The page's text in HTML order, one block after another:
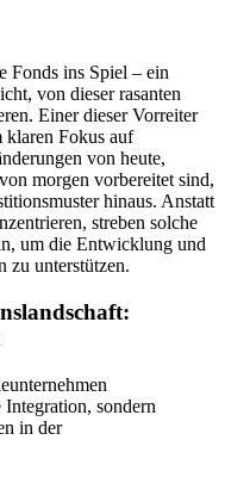
Fonds ins Spiel – ein
von dieser rasanten
Einer dieser Vorreiter
Fokus auf
von heute,
morgen vorbereitet sind,
hinaus. Anstatt
streben solche
um die Entwicklung und
zu unterstützen.
sondern
in der